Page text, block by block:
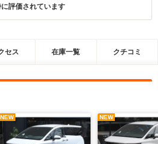
に評価されています
セス 在庫一覧 クチコミ
NEW NEW